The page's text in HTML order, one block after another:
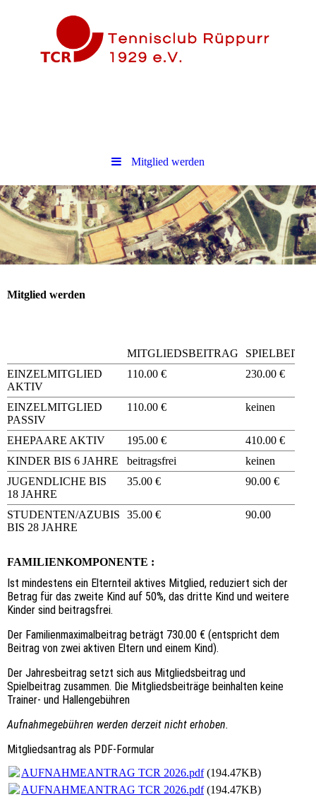
Mitglied werden
Mitglied werden
MITGLIEDSBEITRAG
EINZELMITGLIED
AKTIV
110.00 € 230.00 €
EINZELMITGLIED
PASSIV
110.00 € keinen
EHEPAARE AKTIV 195.00 €
410.00 €
KINDER BIS 6 JAHRE
beitragsfrei
keinen
JUGENDLICHE BIS
18 JAHRE
35.00 € 90.00 €
STUDENTEN/AZUBIS
BIS 28 JAHRE
35.00 € 90.00
FAMILIENKOMPONENTE :
Ist mindestens ein Elternteil aktives Mitglied, reduziert sich der
Betrag für das zweite Kind auf 50%, das dritte Kind und weitere
Kinder sind beitragsfrei.
Der Familienmaximalbeitrag beträgt 730.00 € (entspricht dem
Beitrag von zwei aktiven Eltern und einem Kind).
Der Jahresbeitrag setzt sich aus Mitgliedsbeitrag und
Spielbeitrag zusammen. Die Mitgliedsbeiträge beinhalten keine
Trainer- und Hallengebühren
Aufnahmegebühren werden derzeit nicht erhoben.
Mitgliedsantrag als PDF-Formular
AUFNAHMEANTRAG TCR 2026.pdf(194.47KB)
AUFNAHMEANTRAG TCR 2026.pdf(194.47KB)